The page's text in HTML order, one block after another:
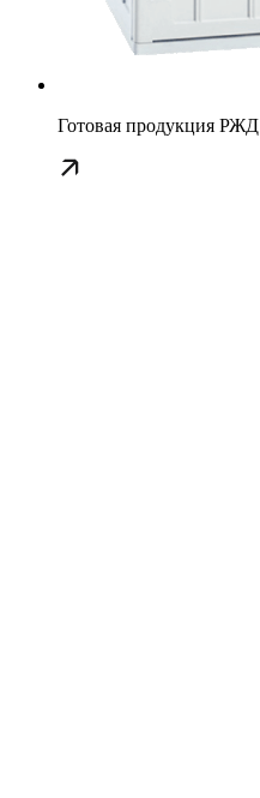
Готовая продукция РЖД